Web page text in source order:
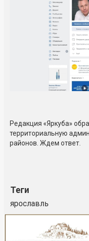
Редакция «Яркуба»
территориальную
районов. Ждем ответ.
Теги
ярославль